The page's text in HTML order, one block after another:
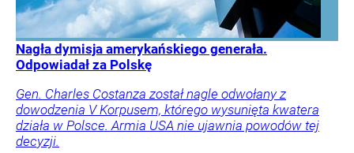
Nagła dymisja amerykańskiego generała.
Odpowiadał za Polskę
Gen. Charles Costanza został nagle odwołany z
dowodzenia V Korpusem, którego wysunięta kwatera
działa w Polsce. Armia USA nie ujawnia powodów tej
decyzji.